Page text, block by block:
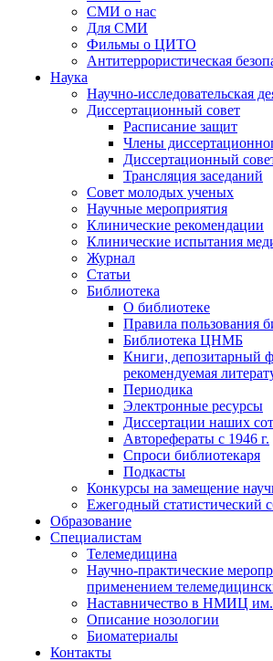
СМИ о нас
Для СМИ
Фильмы о ЦИТО
Антитеррористическая
Наука
Научно-исследовательская
Диссертационный совет
Расписание защит
Члены
Диссертационный
Трансляция заседаний
Совет молодых ученых
Научные мероприятия
Клинические рекомендации
Клинические испытания
Журнал
Статьи
Библиотека
О библиотеке
Правила пользования
Библиотека ЦНМБ
Книги, депозитарный
рекомендуемая
Периодика
Электронные ресурсы
Диссертации наших
Авторефераты с 1946 г.
Спроси библиотекаря
Подкасты
Конкурсы на замещение
Ежегодный статистический
Образование
Специалистам
Телемедицина
Научно-практические
применением
Наставничество в НМИЦ
Описание нозологии
Биоматериалы
Контакты